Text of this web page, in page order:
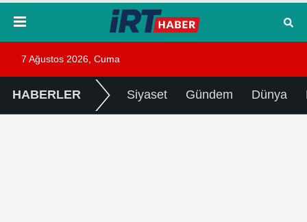
7 Ağustos 2026, Cuma
HABERLER Siyaset Gündem Dünya